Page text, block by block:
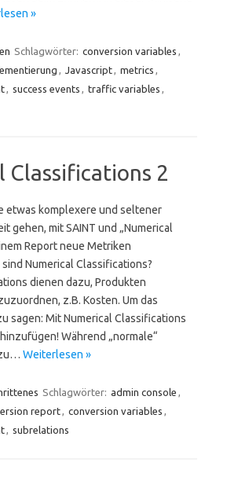
»
Schlagwörter: conversion variables ,
, Javascript, metrics ,
, success events , traffic variables ,
Classifications 2
etwas komplexere und seltener
gehen, mit SAINT und „Numerical
Report neue Metriken
Numerical Classifications?
dienen dazu, Produkten
z.B. Kosten. Um das
sagen: Mit Numerical Classifications
Während „normale“
Weiterlesen »
Schlagwörter: admin console ,
report, conversion variables ,
, subrelations